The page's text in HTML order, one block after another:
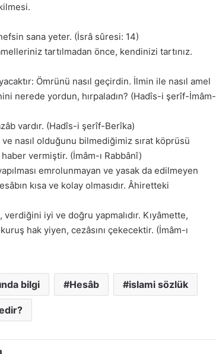
sana yeter. (İsrâ sûresi: 14)
tartılmadan önce, kendinizi tartınız.
Ömrünü nasıl geçirdin. İlmin ile nasıl amel
nerede yordun, hırpaladın? (Hadîs-i şerîf-İmâm-
vardır. (Hadîs-i şerîf-Berîka)
nasıl olduğunu bilmediğimiz sırat köprüsü
vermiştir. (İmâm-ı Rabbânî)
emrolunmayan ve yasak da edilmeyen
kısa ve kolay olmasıdır. Âhiretteki
iyi ve doğru yapmalıdır. Kıyâmette,
hak yiyen, cezâsını çekecektir. (İmâm-ı
bilgi Hesâb islami sözlük